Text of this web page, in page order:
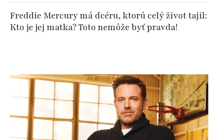
Freddie Mercury má dcéru, ktorú celý život tajil:
Kto je jej matka? Toto nemôže byť pravda!